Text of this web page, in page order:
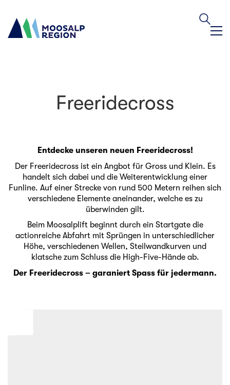
Freeridecross
Entdecke unseren neuen Freeridecross!
Der Freeridecross ist ein Angbot für Gross und Klein. Es
handelt sich dabei und die Weiterentwicklung einer
Funline. Auf einer Strecke von rund 500 Metern reihen sich
verschiedene Elemente aneinander, welche es zu
überwinden gilt.
Beim Moosalplift beginnt durch ein Startgate die
actionreiche Abfahrt mit Sprüngen in unterschiedlicher
Höhe, verschiedenen Wellen, Steilwandkurven und
klatsche zum Schluss die High-Five-Hände ab.
Der Freeridecross – garaniert Spass für jedermann.